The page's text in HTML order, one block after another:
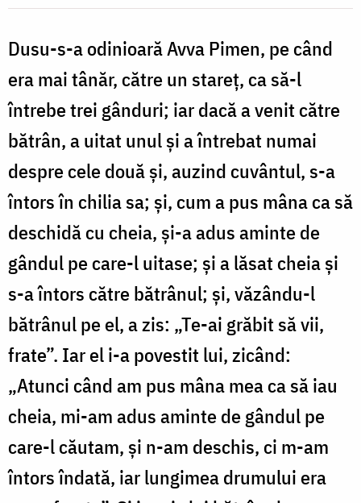
Ștefan
Cojocariu
Dusu-s-a odinioară Avva Pimen, pe când
era mai tânăr, către un stareț, ca să-l
întrebe trei gânduri; iar dacă a venit către
bă­trân, a uitat unul și a întrebat numai
despre cele două și, auzind cuvântul, s-a
întors în chilia sa; și, cum a pus mâna ca să
deschidă cu cheia, și-a adus aminte de
gândul pe care-l uitase; și a lăsat cheia și
s-a întors către bătrânul; și, văzându-l
bătrânul pe el, a zis: „Te-ai grăbit să vii,
frate”. Iar el i-a povestit lui, zicând:
„Atunci când am pus mâna mea ca să iau
cheia, mi-am adus aminte de gândul pe
care-l căutam, și n-am deschis, ci m-am
în­tors îndată, iar lungimea drumului era